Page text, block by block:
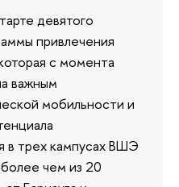
девятого
привлечения
с момента
важным
мобильности и
в трех кампусах ВШЭ
чем из 20